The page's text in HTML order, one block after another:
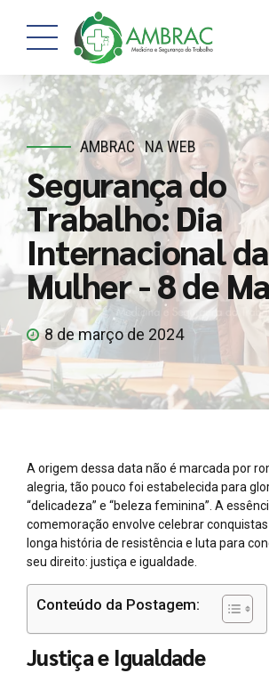
AMBRAC NA WEB
Segurança do
Trabalho: Dia
Internacional da
Mulher - 8 de
8 de março de 2024
A origem dessa data não é marcada por
alegria, tão pouco foi estabelecida para
“delicadeza” e “beleza feminina”. A
comemoração envolve celebrar
longa história de resistência e luta para
seu direito: justiça e igualdade.
Conteúdo da Postagem:
Justiça e Igualdade